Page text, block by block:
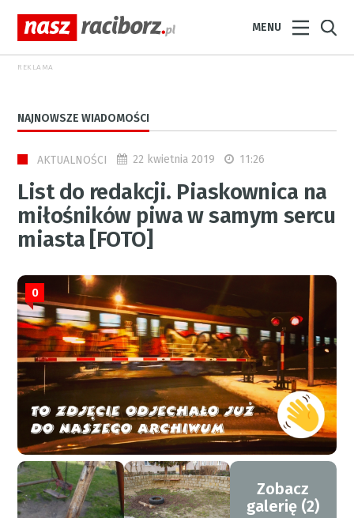
MENU
REKLAMA
NAJNOWSZE WIADOMOŚCI
AKTUALNOŚCI 22 kwietnia 2019 11:26
List do redakcji. Piaskownica na
miłośników piwa w samym sercu
miasta [FOTO]
0
Zobacz
galerię (2)